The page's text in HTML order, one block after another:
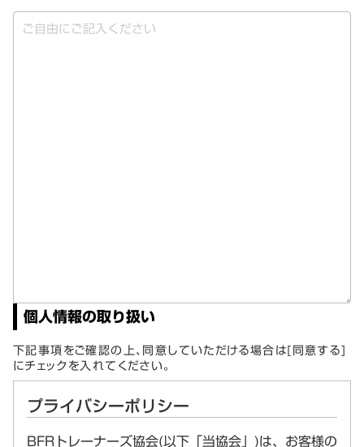
個人情報の取り扱い
下記事項をご確認の上、同意していただける場合は[同意する]
にチェックを入れてください。